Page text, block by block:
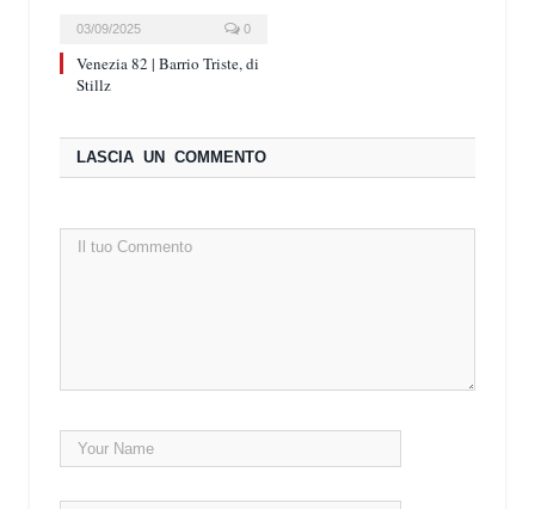
03/09/2025 0
Venezia 82 | Barrio Triste, di
Stillz
LASCIA UN COMMENTO